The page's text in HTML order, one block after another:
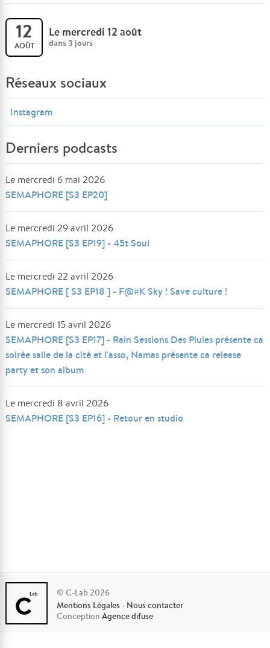
12
AOÛT
Le mercredi 12 août
dans 3 jours
Réseaux sociaux
Instagram
Derniers podcasts
Le mercredi 6 mai 2026
SEMAPHORE [S3 EP20]
Le mercredi 29 avril 2026
SEMAPHORE [S3 EP19] - 45t Soul
Le mercredi 22 avril 2026
SEMAPHORE [ S3 EP18 ] - F@#K Sky ! Save culture !
Le mercredi 15 avril 2026
SEMAPHORE [S3 EP17] - Rain Sessions Des Pluies présente ca
soirée salle de la cité et l'asso, Namas présente ca release
party et son album
Le mercredi 8 avril 2026
SEMAPHORE [S3 EP16] - Retour en studio
© C-Lab 2026
Mentions Légales - Nous contacter
ConceptionAgence difuse